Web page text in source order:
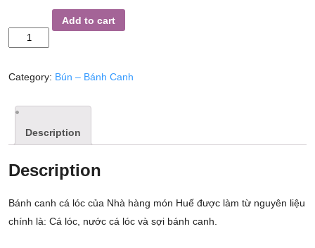
CANH
LÓC
Add to cart
Category: Bún – Bánh Canh
Description
Description
Bánh canh cá lóc của Nhà hàng món Huế được làm từ nguyên liệu
chính là: Cá lóc, nước cá lóc và sợi bánh canh.